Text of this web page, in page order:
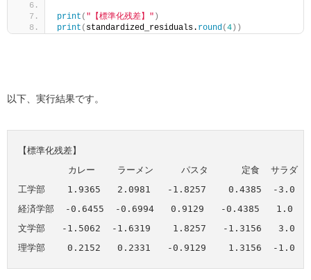
print ( "【標準化残差】" )
print ( standardized_residuals. round (4))
以下、実行結果です。
【標準化残差】
         カレー    ラーメン     パスタ      定食  サラダ
工学部    1.9365   2.0981   -1.8257    0.4385  -3.0
経済学部  -0.6455  -0.6994   0.9129   -0.4385   1.0
文学部   -1.5062  -1.6319    1.8257   -1.3156   3.0